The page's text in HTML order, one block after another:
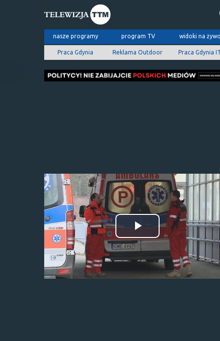
nasze programy program TV widoki na
Praca Gdynia Reklama Outdoor Praca Gdynia
Odtwórz
wideo